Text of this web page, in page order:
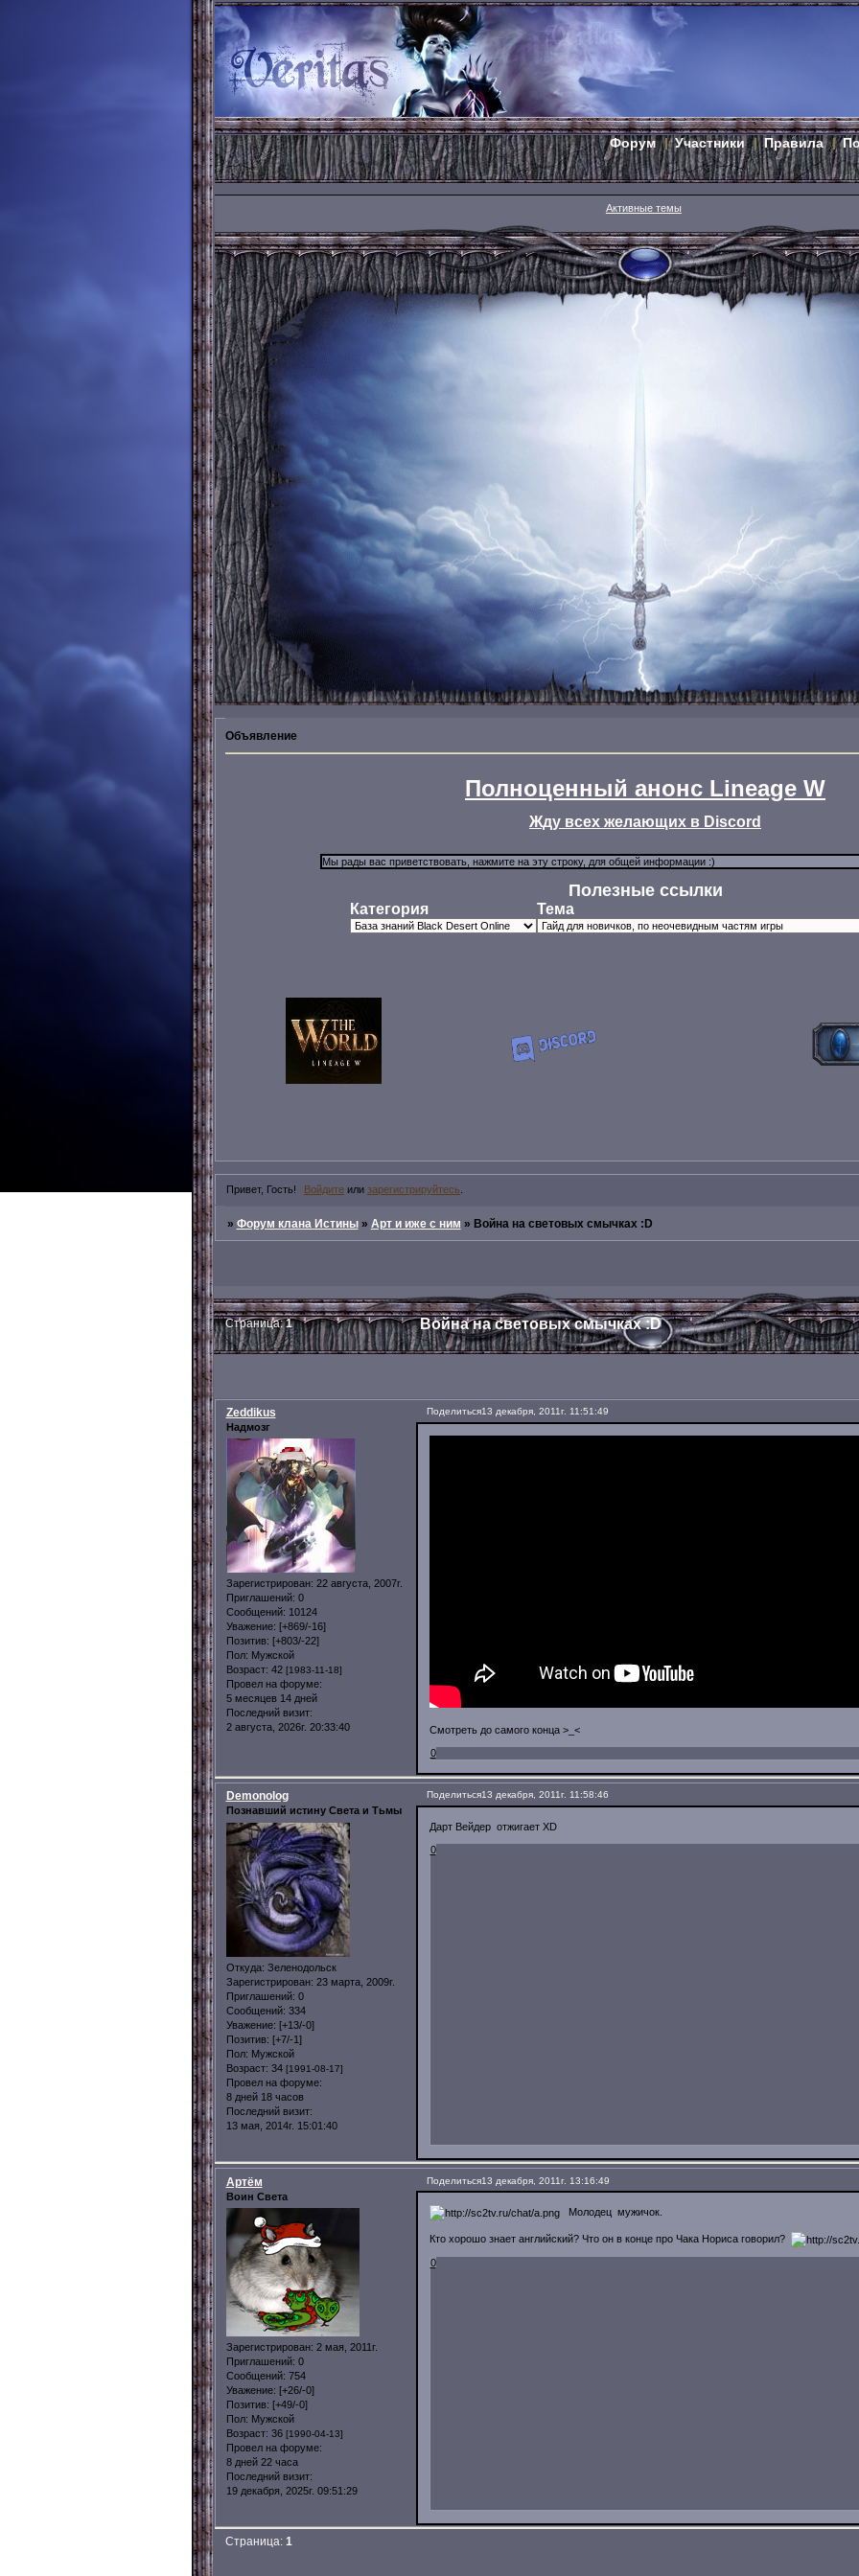
Форум Участники Правила
Активные темы
Объявление
Полноценный анонс Lineage W
Жду всех желающих в Discord
Полезные ссылки
Категория Тема
Привет, Гость! Войдите или зарегистрируйтесь
» Форум клана Истины » Арт и иже с ним » Война на световых смычках :D
Война на световых смычках :D
Страница:1
Поделиться13 декабря, 2011г. 11:51:49
Zeddikus
Надмозг
Зарегистрирован: 22 августа, 2007г.
Приглашений: 0
Сообщений: 10124
Уважение: [+869/-16]
Позитив: [+803/-22]
Пол: Мужской
Возраст: 42 [1983-11-18]
Провел на форуме:
5 месяцев 14 дней
Последний визит:
2 августа, 2026г. 20:33:40
Смотреть до самого конца >_<
0
Поделиться13 декабря, 2011г. 11:58:46
Demonolog
Познавший истину Света и Тьмы
Откуда: Зеленодольск
Зарегистрирован: 23 марта, 2009г.
Приглашений: 0
Сообщений: 334
Уважение: [+13/-0]
Позитив: [+7/-1]
Пол: Мужской
Возраст: 34 [1991-08-17]
Провел на форуме:
8 дней 18 часов
Последний визит:
13 мая, 2014г. 15:01:40
Дарт Вейдер отжигает XD
0
Поделиться13 декабря, 2011г. 13:16:49
Артём
Воин Света
Зарегистрирован: 2 мая, 2011г.
Приглашений: 0
Сообщений: 754
Уважение: [+26/-0]
Позитив: [+49/-0]
Пол: Мужской
Возраст: 36 [1990-04-13]
Провел на форуме:
8 дней 22 часа
Последний визит:
19 декабря, 2025г. 09:51:29
Молодец мужичок.
Кто хорошо знает английский? Что он в конце про Чака Нориса говорил?
0
Страница: 1